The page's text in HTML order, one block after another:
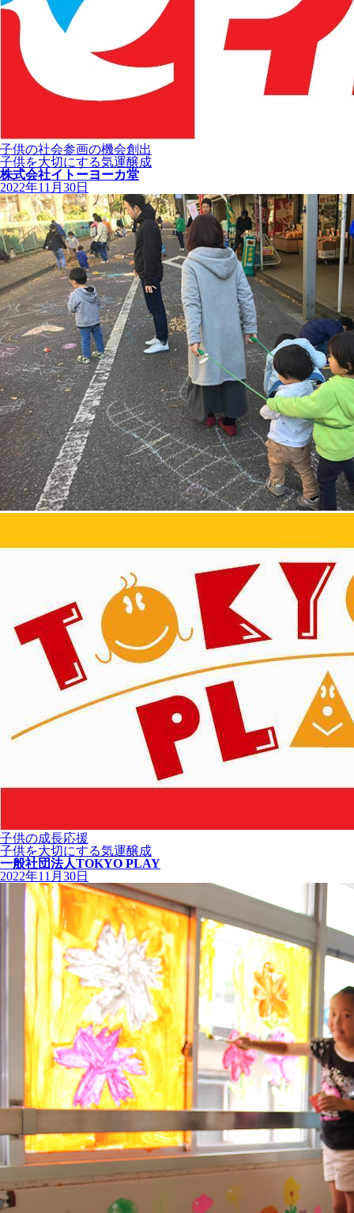
子供の社会参画の機会創出
子供を大切にする気運醸成
株式会社イトーヨーカ堂
2022年11月30日
子供の成長応援
子供を大切にする気運醸成
一般社団法人TOKYO PLAY
2022年11月30日